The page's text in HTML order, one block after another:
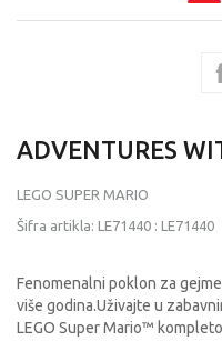
ADVENTURES
LEGO SUPER MARIO
Šifra artikla: LE71440 : LE71440
Fenomenalni poklon za
više godina.Uživajte u
LEGO Super Mario™